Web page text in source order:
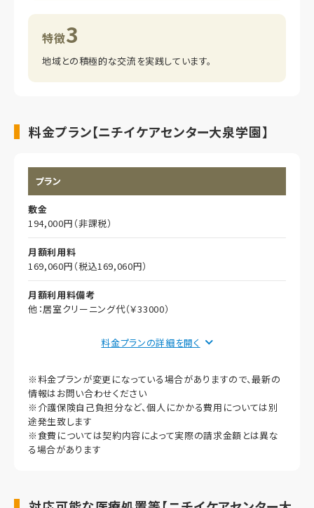
特徴3
地域との積極的な交流を実践しています。
料金プラン【ニチイケアセンター大泉学園】
プラン
敷金
194,000円（非課税）
月額利用料
169,060円（税込169,060円）
月額利用料備考
他：居室クリーニング代（￥33000）
97,000円（非課税）
管理費・水道光熱費
33,060円（非課税）
食費
料金プランの詳細を
※料金プランが変更になっている場合がありますので、最新の
情報はお問い合わせください
※介護保険自己負担分など、個人にかかる費用については別
途発生致します
※食費については契約内容によって実際の請求金額とは異な
る場合があります